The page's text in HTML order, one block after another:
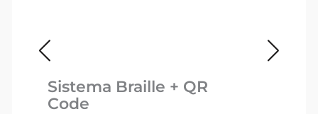
Sistema Braille + QR
Code